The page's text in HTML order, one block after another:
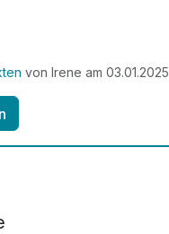
von Irene am 03.01.2025